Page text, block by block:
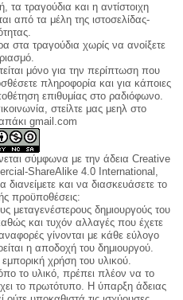
τα τραγούδια και η αντίστοιχη
από τα μέλη της ιστοσελίδας-
στα τραγούδια χωρίς να ανοίξετε
μόνο για την περίπτωση που
πληροφορία και για κάποιες
επιθυμίας στο ραδιόφωνο.
στείλτε μας μεηλ στο
gmail.com
σύμφωνα με την άδεια Creative
ShareAlike 4.0 International,
και να διασκευάσετε το
προϋποθέσεις:
μεταγενέστερους δημιουργούς του
και τυχόν αλλαγές που έχετε
γίνονται με κάθε εύλογο
η αποδοχή του δημιουργού.
χρήση του υλικού.
το υλικό, πρέπει πλέον να το
το πρωτότυπο. Η ύπαρξη άδειας